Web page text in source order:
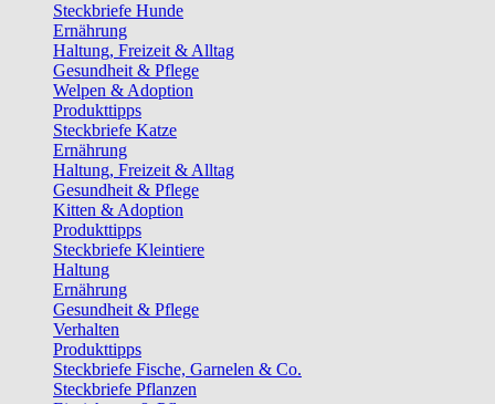
Steckbriefe Hunde
Ernährung
Haltung, Freizeit & Alltag
Gesundheit & Pflege
Welpen & Adoption
Produkttipps
Steckbriefe Katze
Ernährung
Haltung, Freizeit & Alltag
Gesundheit & Pflege
Kitten & Adoption
Produkttipps
Steckbriefe Kleintiere
Haltung
Ernährung
Gesundheit & Pflege
Verhalten
Produkttipps
Steckbriefe Fische, Garnelen & Co.
Steckbriefe Pflanzen